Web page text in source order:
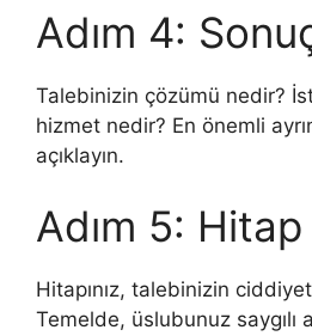
Adım 4:
Talebinizin çözümü nedir?
hizmet nedir? En önemli
açıklayın.
Adım 5: Hitap
Hitapınız, talebinizin
Temelde, üslubunuz saygılı